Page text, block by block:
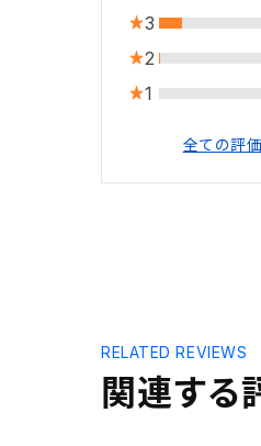
3
2
1
全ての評
関連する
RELATED REVIEWS